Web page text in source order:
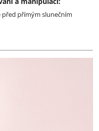
přímým slunečním